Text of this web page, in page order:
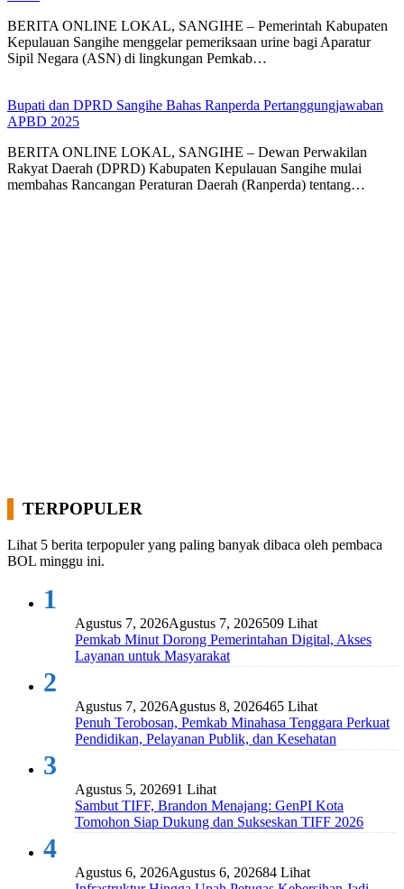
BERITA ONLINE LOKAL, SANGIHE – Pemerintah Kabupaten
Kepulauan Sangihe menggelar pemeriksaan urine bagi Aparatur
Sipil Negara (ASN) di lingkungan Pemkab…
Bupati dan DPRD Sangihe Bahas Ranperda Pertanggungjawaban
APBD 2025
BERITA ONLINE LOKAL, SANGIHE – Dewan Perwakilan
Rakyat Daerah (DPRD) Kabupaten Kepulauan Sangihe mulai
membahas Rancangan Peraturan Daerah (Ranperda) tentang…
TERPOPULER
Lihat 5 berita terpopuler yang paling banyak dibaca oleh pembaca
BOL minggu ini.
1
Agustus 7, 2026Agustus 7, 2026509 Lihat
Pemkab Minut Dorong Pemerintahan Digital, Akses
Layanan untuk Masyarakat
2
Agustus 7, 2026Agustus 8, 2026465 Lihat
Penuh Terobosan, Pemkab Minahasa Tenggara Perkuat
Pendidikan, Pelayanan Publik, dan Kesehatan
3
Agustus 5, 202691 Lihat
Sambut TIFF, Brandon Menajang: ​GenPI Kota
Tomohon Siap Dukung dan Sukseskan TIFF 2026
4
Agustus 6, 2026Agustus 6, 202684 Lihat